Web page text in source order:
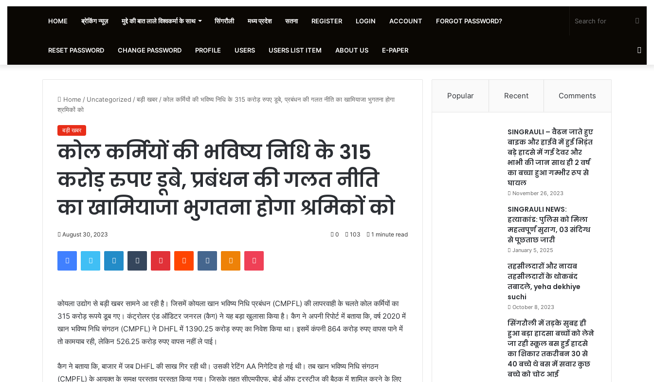
HOME ब्रेकिंग न्यूज़ मुद्दे की बात लाले विश्वकर्मा के साथ सिंगरौली मध्य प्रदेश सतना REGISTER LOGIN ACCOUNT FORGOT PASSWORD?
RESET PASSWORD CHANGE PASSWORD PROFILE USERS USERS LIST ITEM ABOUT US E-PAPER for
Home / Uncategorized /बड़ी खबर /कोल कर्मियों की भविष्य निधि के 315 करोड़ रुपए डूबे, प्रबंधन की गलत नीति का खामियाजा भुगतना होगा
श्रमिकों को
बड़ी खबर
कोल कर्मियों की भविष्य निधि के 315
करोड़ रुपए डूबे, प्रबंधन की गलत नीति
का खामियाजा भुगतना होगा श्रमिकों को
August 30, 2023 0 103 1 minute read
FacebookTwitter LinkedInTumblr PinterestReddit VKontakteOdnoklassniki
Pocket
कोयला उद्योग से बड़ी खबर सामने आ रही है। जिसमें कोयला खान भविष्य निधि प्रबंधन (CMPFL) की लापरवाही के चलते कोल कर्मियों का
315 करोड़ रूपये डूब गए। कंट्रोलर एंड ऑडिटर जनरल (कैग) ने यह बड़ा खुलासा किया है। कैग ने अपनी रिपोर्ट में बताया कि, वर्ष 2020 में
खान भविष्य निधि संगठन (CMPFL) ने DHFL में 1390.25 करोड़ रुपए का निवेश किया था। इसमें कंपनी 864 करोड़ रुपए वापस पाने में
तो कामयाब रही, लेकिन 526.25 करोड़ रुपए वापस नहीं ले पाई।
कैग ने बताया कि, बाजार में जब DHFL की साख गिर रही थी। उसकी रेटिंग AA निगेटिव हो गई थी। तब खान भविष्य निधि संगठन
(CMPFL) के आयुक्त के समक्ष प्रस्ताव प्रस्तुत किया गया। जिसके तहत सीएमपीएफ, बोर्ड ऑफ ट्रस्टीज की बैठक में शामिल करने के लिए
Popular Recent Comments
SINGRAULI – वैढन जाते हुए
बाइक और हाईवे में हुई भिड़ंत
बड़े हादसे में गई देवर और
भाभी की जान साथ ही 2 वर्ष
का बच्चा हुआ गम्भीर रूप से
घायल
November 26, 2023
SINGRAULI NEWS:
हत्याकांड: पुलिस को मिला
महत्वपूर्ण सुराग, 03 संदिग्ध
से पूछताछ जारी
January 5, 2025
तहसीलदारों और नायब
तहसीलदारों के थोकबंद
तबादले, yeha dekhiye
suchi
October 8, 2023
सिंगरौली में तड़के सुबह ही
हुआ बड़ा हादसा बच्चों को लेने
जा रही स्कूल बस हुई हादसे
का शिकार तकरीबन 30 से
40 बच्चे थे बस में सवार कुछ
बच्चे को चोट आई